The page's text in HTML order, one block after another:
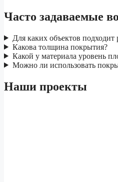
Часто задаваемые
Для каких объектов
Какова толщина покрытия?
Какой у материала уровень
Можно ли использовать
Наши проекты